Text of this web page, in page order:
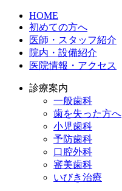
HOME
初めての方へ
医師・スタッフ紹介
院内・設備紹介
医院情報・アクセス
診療案内
一般歯科
歯を失った方へ
小児歯科
予防歯科
口腔外科
審美歯科
いびき治療